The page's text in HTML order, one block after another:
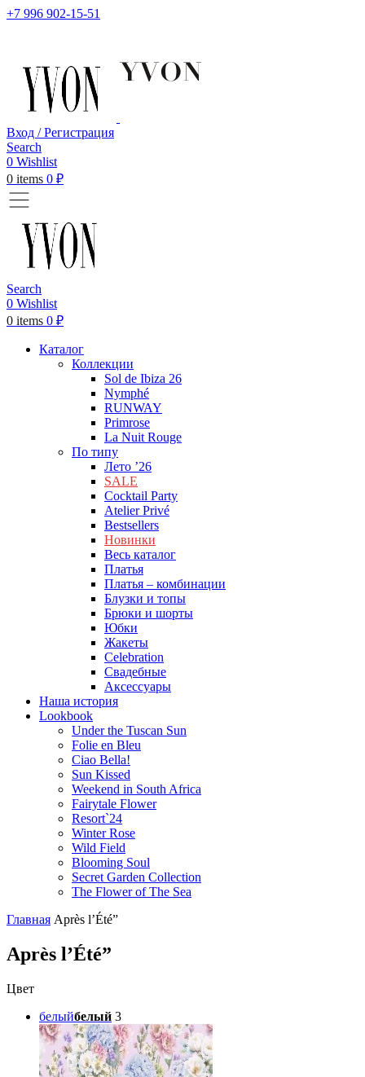
+7 996 902-15-51
Вход / Регистрация
Search
0 Wishlist
0 items 0 ₽
Search
0 Wishlist
0 items 0 ₽
Каталог
Коллекции
Sol de Ibiza 26
Nymphé
RUNWAY
Primrose
La Nuit Rouge
По типу
Лето ’26
SALE
Cocktail Party
Atelier Privé
Bestsellers
Новинки
Весь каталог
Платья
Платья – комбинации
Блузки и топы
Брюки и шорты
Юбки
Жакеты
Celebration
Cвадебные
Аксессуары
Наша история
Lookbook
Under the Tuscan Sun
Folie en Bleu
Ciao Bella!
Sun Kissed
Weekend in South Africa
Fairytale Flower
Resort`24
Winter Rose
Wild Field
Blooming Soul
Secret Garden Collection
The Flower of The Sea
Главная Après l’Été”
Après l’Été”
Цвет
белыйбелый 3